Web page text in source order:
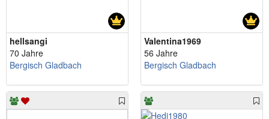
hellsangi
70 Jahre
Bergisch Gladbach
Valentina1969
56 Jahre
Bergisch Gladbach